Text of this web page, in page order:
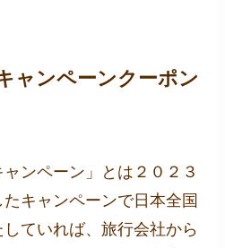
ャンペーンクーポン
ャンペーン」とは２０２３
キャンペーンで日本全国
ていれば、旅行会社から